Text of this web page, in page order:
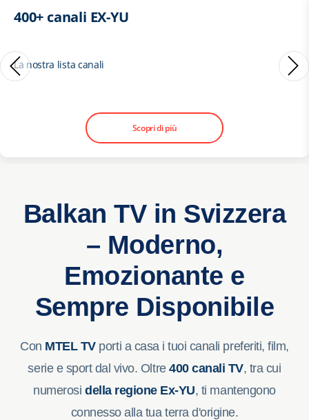
400+ canali EX-YU
La nostra lista canali
Scopri di più
Balkan TV in Svizzera
– Moderno,
Emozionante e
Sempre Disponibile
Con MTEL TVporti a casa i tuoi canali preferiti, film,
serie e sport dal vivo. Oltre400 canali TV, tra cui
numerosi della regione Ex-YU, ti mantengono
connesso alla tua terra d'origine.